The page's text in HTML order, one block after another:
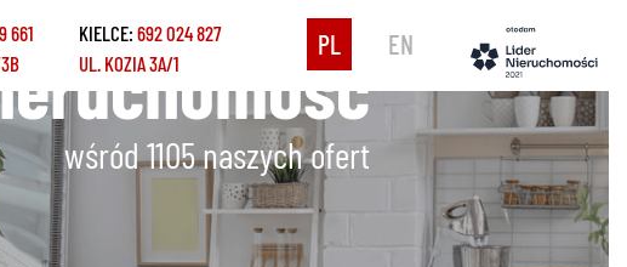
661
KIELCE:692 024 827
UL. KOZIA 3A/1
PL EN
wśród 1105naszych ofert